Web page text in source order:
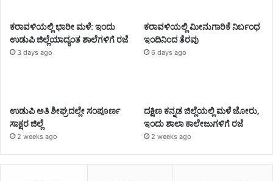
ಕರಾವಳಿಯಲ್ಲಿ ಭಾರೀ ಮಳೆ: ಇಂದು
ಉಡುಪಿ ಜಿಲ್ಲೆಯಾದ್ಯಂತ ಶಾಲೆಗಳಿಗೆ ರಜೆ
3 days ago
ಕರಾವಳಿಯಲ್ಲಿ ಮೀನುಗಾರಿಕೆ ನಿರ್ಬಂಧ
ಇಂದಿನಿಂದ ತೆರವು
6 days ago
ಉಡುಪಿ ಅತಿ ಶೀಘ್ರದಲ್ಲೇ ಸಂಪೂರ್ಣ
ಸಾಕ್ಷರ ಜಿಲ್ಲೆ
2 weeks ago
ದಕ್ಷಿಣ ಕನ್ನಡ ಜಿಲ್ಲೆಯಲ್ಲಿ ಮಳೆ ಜೋರು,
ಇಂದು ಶಾಲಾ ಕಾಲೇಜುಗಳಿಗೆ ರಜೆ
2 weeks ago